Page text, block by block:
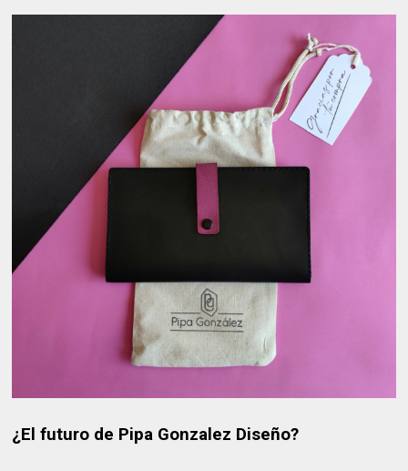
¿El futuro de Pipa Gonzalez Diseño?